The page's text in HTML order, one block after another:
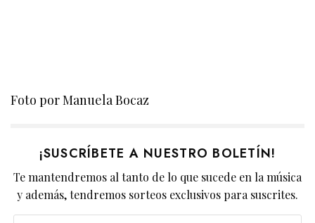
Foto por Manuela Bocaz
¡SUSCRÍBETE A NUESTRO BOLETÍN!
Te mantendremos al tanto de lo que sucede en la música
y además, tendremos sorteos exclusivos para suscrites.